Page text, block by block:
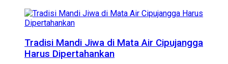
Tradisi Mandi Jiwa di Mata Air Cipujangga
Harus Dipertahankan